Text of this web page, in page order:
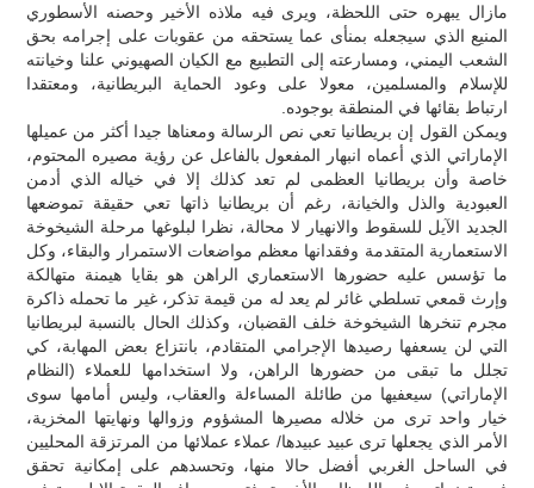
مازال يبهره حتى اللحظة، ويرى فيه ملاذه الأخير وحصنه الأسطوري
المنيع الذي سيجعله بمنأى عما يستحقه من عقوبات على إجرامه بحق
الشعب اليمني، ومسارعته إلى التطبيع مع الكيان الصهيوني علنا وخيانته
للإسلام والمسلمين، معولا على وعود الحماية البريطانية، ومعتقدا
ارتباط بقائها في المنطقة بوجوده.
ويمكن القول إن بريطانيا تعي نص الرسالة ومعناها جيدا أكثر من عميلها
الإماراتي الذي أعماه انبهار المفعول بالفاعل عن رؤية مصيره المحتوم،
خاصة وأن بريطانيا العظمى لم تعد كذلك إلا في خياله الذي أدمن
العبودية والذل والخيانة، رغم أن بريطانيا ذاتها تعي حقيقة تموضعها
الجديد الآيل للسقوط والانهيار لا محالة، نظرا لبلوغها مرحلة الشيخوخة
الاستعمارية المتقدمة وفقدانها معظم مواضعات الاستمرار والبقاء، وكل
ما تؤسس عليه حضورها الاستعماري الراهن هو بقايا هيمنة متهالكة
وإرث قمعي تسلطي غائر لم يعد له من قيمة تذكر، غير ما تحمله ذاكرة
مجرم تنخرها الشيخوخة خلف القضبان، وكذلك الحال بالنسبة لبريطانيا
التي لن يسعفها رصيدها الإجرامي المتقادم، بانتزاع بعض المهابة، كي
تجلل ما تبقى من حضورها الراهن، ولا استخدامها للعملاء (النظام
الإماراتي) سيعفيها من طائلة المساءلة والعقاب، وليس أمامها سوى
خيار واحد ترى من خلاله مصيرها المشؤوم وزوالها ونهايتها المخزية،
الأمر الذي يجعلها ترى عبيد عبيدها/ عملاء عملائها من المرتزقة المحليين
في الساحل الغربي أفضل حالا منها، وتحسدهم على إمكانية تحقق